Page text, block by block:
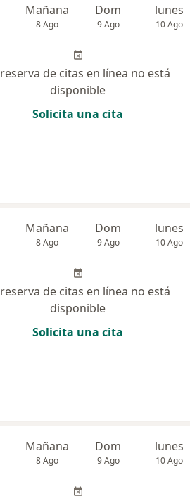
Mañana
8 Ago
Dom
9 Ago
lunes
10 Ago
de citas en línea no está
disponible
Solicita una cita
Mañana
8 Ago
Dom
9 Ago
lunes
10 Ago
de citas en línea no está
disponible
Solicita una cita
Mañana
8 Ago
Dom
9 Ago
lunes
10 Ago